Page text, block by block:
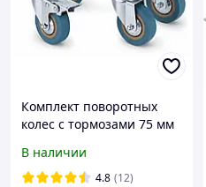
Комплект поворотных
колес с тормозами 75 мм
Польша
В наличии
4.8 (12)